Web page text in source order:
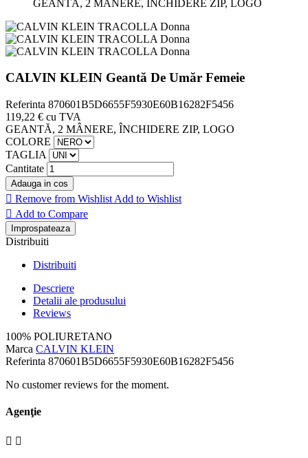
GEANTĂ, 2 MÂNERE, ÎNCHIDERE ZIP, LOGO
CALVIN KLEIN Geantă De Umăr Femeie
Referinta 870601B5D6655F5930E60B16282F5456
119,22 € cu TVA
GEANTĂ, 2 MÂNERE, ÎNCHIDERE ZIP, LOGO
COLORE
TAGLIA
Cantitate
Adauga in cos
 Remove from Wishlist Add to Wishlist
 Add to Compare
Distribuiti
Distribuiti
Descriere
Detalii ale produsului
Reviews
100% POLIURETANO
Marca CALVIN KLEIN
Referinta 870601B5D6655F5930E60B16282F5456
No customer reviews for the moment.
Agenţie
 